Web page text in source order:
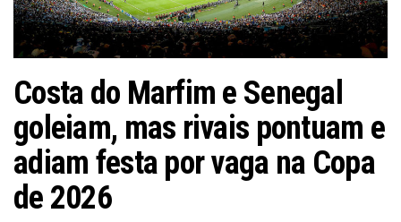
Costa do Marfim e Senegal
goleiam, mas rivais pontuam e
adiam festa por vaga na Copa
de 2026